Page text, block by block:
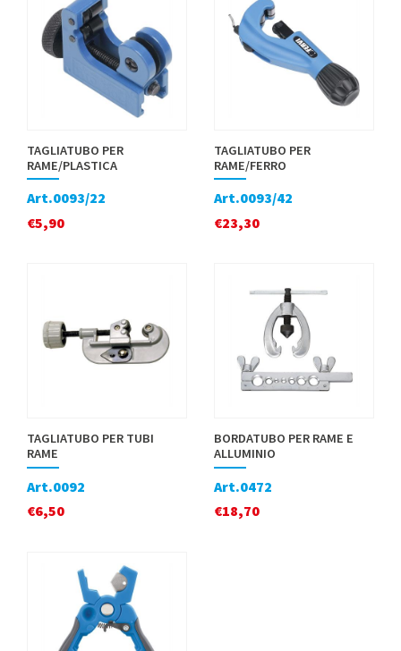
TAGLIATUBO PER
RAME/PLASTICA
Art.0093/22
€5,90
TAGLIATUBO PER
RAME/FERRO
Art.0093/42
€23,30
TAGLIATUBO PER TUBI
RAME
Art.0092
€6,50
BORDATUBO PER RAME E
ALLUMINIO
Art.0472
€18,70